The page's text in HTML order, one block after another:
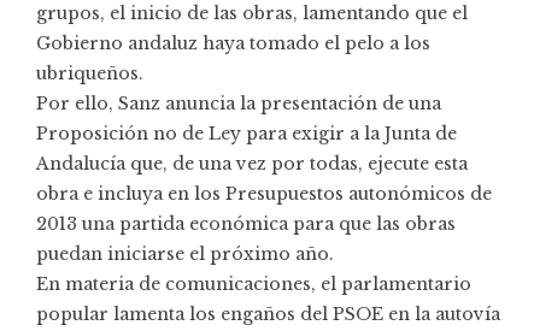
grupos, el inicio de las obras, lamentando que el
Gobierno andaluz haya tomado el pelo a los
ubriqueños.
Por ello, Sanz anuncia la presentación de una
Proposición no de Ley para exigir a la Junta de
Andalucía que, de una vez por todas, ejecute esta
obra e incluya en los Presupuestos autonómicos de
2013 una partida económica para que las obras
puedan iniciarse el próximo año.
En materia de comunicaciones, el parlamentario
popular lamenta los engaños del PSOE en la autovía